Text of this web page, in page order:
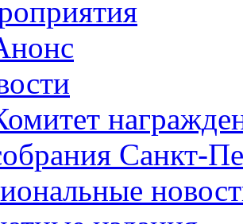
Санкт-